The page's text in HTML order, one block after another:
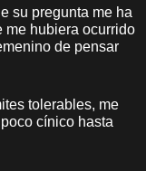
su pregunta me ha
me hubiera ocurrido
de pensar
tolerables, me
cínico hasta